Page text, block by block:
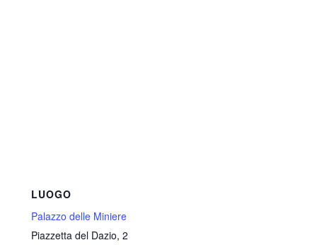
LUOGO
Palazzo delle Miniere
Piazzetta del Dazio, 2